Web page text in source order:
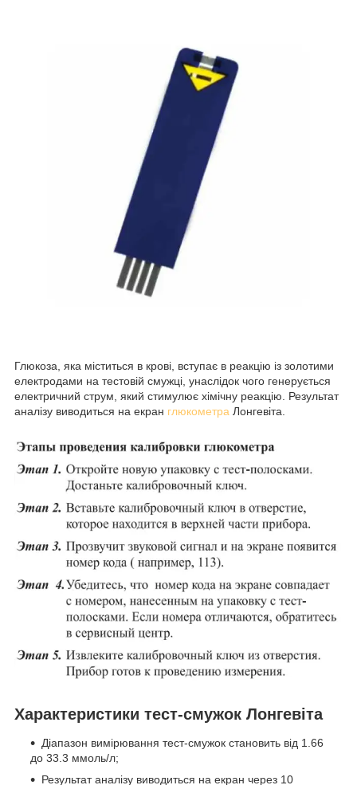
Глюкоза, яка міститься в крові, вступає в реакцію із золотими
електродами на тестовій смужці, унаслідок чого генерується
електричний струм, який стимулює хімічну реакцію. Результат
аналізу виводиться на екран глюкометра Лонгевіта.
Характеристики тест-смужок Лонгевіта
Діапазон вимірювання тест-смужок становить від 1.66
до 33.3 ммоль/л;
Результат аналізу виводиться на екран через 10